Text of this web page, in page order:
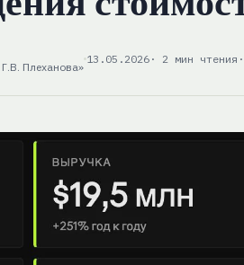
Плеханова»
13.05.2026 · 2 мин чтения